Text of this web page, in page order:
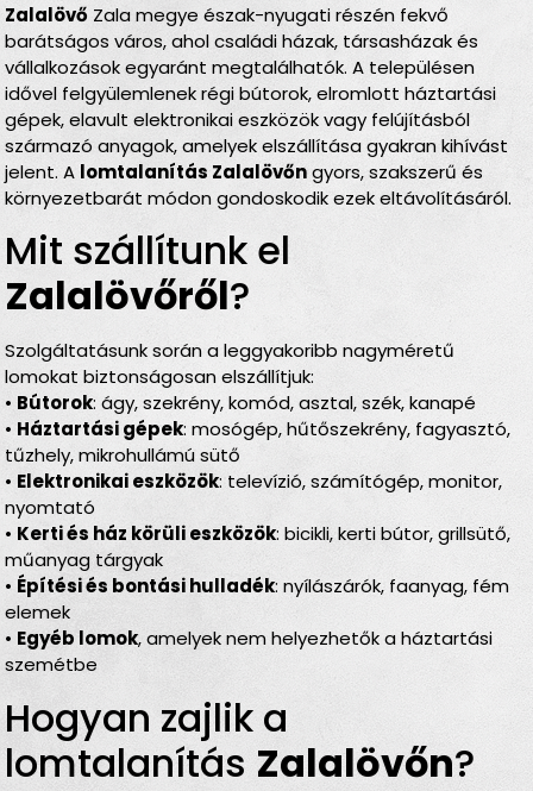
Zalalövő Zala megye észak-nyugati részén fekvő
barátságos város, ahol családi házak, társasházak és
vállalkozások egyaránt megtalálhatók. A településen
idővel felgyülemlenek régi bútorok, elromlott háztartási
gépek, elavult elektronikai eszközök vagy felújításból
származó anyagok, amelyek elszállítása gyakran kihívást
jelent. A lomtalanítás Zalalövőngyors, szakszerű és
környezetbarát módon gondoskodik ezek eltávolításáról.
Mit szállítunk el
Zalalövőről?
Szolgáltatásunk során a leggyakoribb nagyméretű
lomokat biztonságosan elszállítjuk:
• Bútorok: ágy, szekrény, komód, asztal, szék, kanapé
• Háztartási gépek: mosógép, hűtőszekrény, fagyasztó,
tűzhely, mikrohullámú sütő
• Elektronikai eszközök: televízió, számítógép, monitor,
nyomtató
• Kerti és ház körüli eszközök: bicikli, kerti bútor, grillsütő,
műanyag tárgyak
• Építési és bontási hulladék: nyílászárók, faanyag, fém
elemek
• Egyéb lomok, amelyek nem helyezhetők a háztartási
szemétbe
Hogyan zajlik a
lomtalanítás Zalalövőn?